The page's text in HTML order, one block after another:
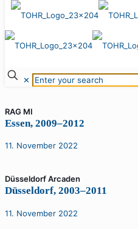
✕
11. November 2022
Green Wave
11. November 2022
RAG MI
Essen, 2009–2012
11. November 2022
Düsseldorf Arcaden
Düsseldorf, 2003–2011
11. November 2022